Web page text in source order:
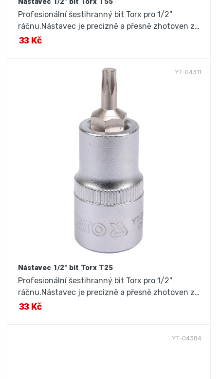
Profesionální šestihranný bit Torx pro 1/2"
ráčnu.Nástavec je precizně a přesně zhotoven z…
33 Kč
YT-04311
Nástavec 1/2" bit Torx T25
Profesionální šestihranný bit Torx pro 1/2"
ráčnu.Nástavec je precizně a přesně zhotoven z…
33 Kč
YT-04384